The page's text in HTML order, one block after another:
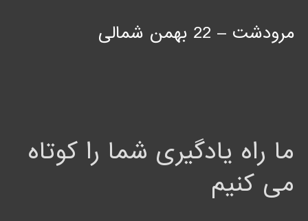
مرودشت – 22 بهمن شمالی
ما راه یادگیری شما را کوتاه
می کنیم